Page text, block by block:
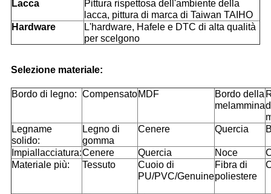
Lacca
Pittura rispettosa dell'ambiente della
lacca, pittura di marca di Taiwan TAIHO
Hardware
L'hardware, Hafele e DTC di alta qualità
per scelgono
Selezione materiale:
Bordo di legno: CompensatoMDF
Bordo della
melammina
Legname
solido:
Legno di
gomma
Cenere Quercia
Impiallacciatura:Cenere Quercia Noce
Materiale più:
Tessuto
Cuoio di
PU/PVC/Genuine
Fibra di
poliestere